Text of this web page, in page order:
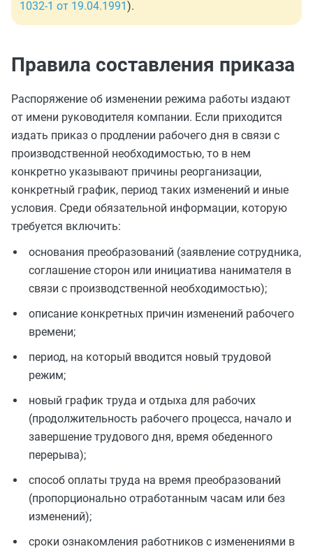
1032-1 от 19.04.1991).
Правила составления приказа
Распоряжение об изменении режима работы издают
от имени руководителя компании. Если приходится
издать приказ о продлении рабочего дня в связи с
производственной необходимостью, то в нем
конкретно указывают причины реорганизации,
конкретный график, период таких изменений и иные
условия. Среди обязательной информации, которую
требуется включить:
основания преобразований (заявление сотрудника,
соглашение сторон или инициатива нанимателя в
связи с производственной необходимостью);
описание конкретных причин изменений рабочего
времени;
период, на который вводится новый трудовой
режим;
новый график труда и отдыха для рабочих
(продолжительность рабочего процесса, начало и
завершение трудового дня, время обеденного
перерыва);
способ оплаты труда на время преобразований
(пропорционально отработанным часам или без
изменений);
сроки ознакомления работников с изменениями в